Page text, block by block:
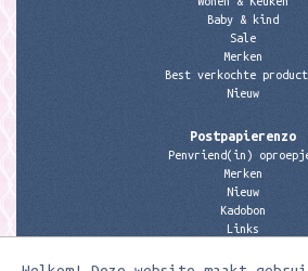
Baby & kind
Sale
Merken
Best verkochte
Nieuw
Postpapierenzo
Penvriend(in)
Merken
Nieuw
Kadobon
Links